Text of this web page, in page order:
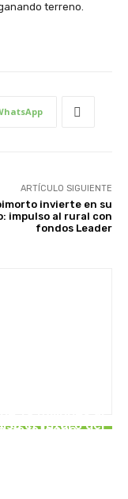
terreno.
ARTÍCULO SIGUIENTE
invierte en su
impulso al rural con
fondos Leader
de la leche
el futuro del
do Monte